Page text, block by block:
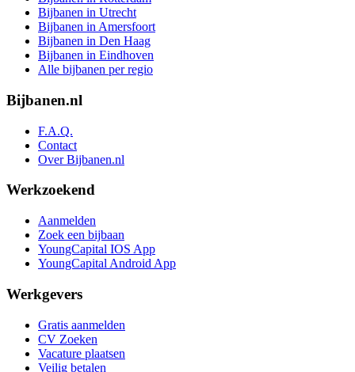
Bijbanen in Utrecht
Bijbanen in Amersfoort
Bijbanen in Den Haag
Bijbanen in Eindhoven
Alle bijbanen per regio
Bijbanen.nl
F.A.Q.
Contact
Over Bijbanen.nl
Werkzoekend
Aanmelden
Zoek een bijbaan
YoungCapital IOS App
YoungCapital Android App
Werkgevers
Gratis aanmelden
CV Zoeken
Vacature plaatsen
Veilig betalen